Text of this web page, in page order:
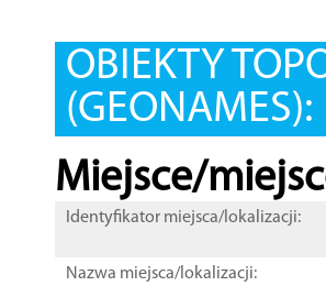
OBIEKTY
(GEONAMES):
Miejsce/
Identyfikator miejsca/lokalizacji:
Nazwa miejsca/lokalizacji: